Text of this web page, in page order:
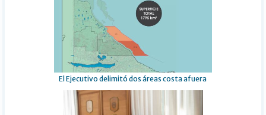
El Ejecutivo delimitó dos áreas costa afuera